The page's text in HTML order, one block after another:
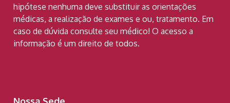
hipótese nenhuma deve substituir as orientações
médicas, a realização de exames e ou, tratamento. Em
caso de dúvida consulte seu médico! O acesso a
informação é um direito de todos.